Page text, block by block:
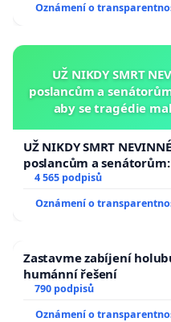
Oznámení o
UŽ NIKDY SMRT
poslancům a
aby se tragédie
UŽ NIKDY SMRT
poslancům a
aby se tragédie malé
4 565 podpisů
Oznámení o
Zastavme zabíjení
humánní řešení
790 podpisů
Oznámení o